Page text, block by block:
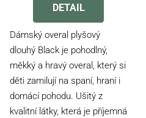
produktu
5,0
z
5
hvězdiček.
DETAIL
Dámský overal plyšový
dlouhý Black je pohodlný,
měkký a hravý overal, který si
děti zamilují na spaní, hraní i
domácí pohodu. Ušitý z
kvalitní látky, která je příjemná